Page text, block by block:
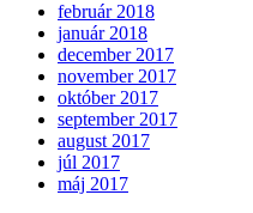
február 2018
január 2018
december 2017
november 2017
október 2017
september 2017
august 2017
júl 2017
máj 2017